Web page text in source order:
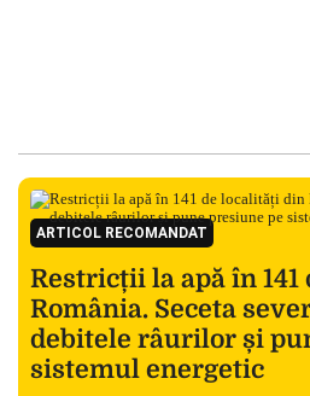
ARTICOL RECOMANDAT
Restricții la apă în
România. Seceta
debitele râurilor și
sistemul energetic